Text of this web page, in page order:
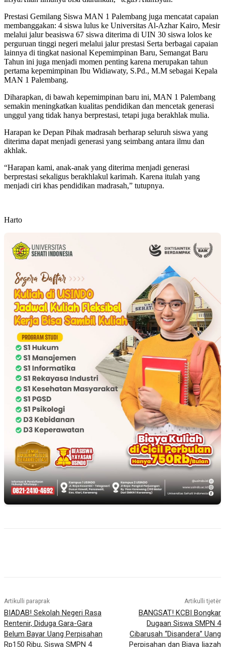
Prestasi Gemilang Siswa MAN 1 Palembang juga mencatat capaian
membanggakan: 4 siswa lulus ke Universitas Al-Azhar Kairo, Mesir
melalui jalur beasiswa 67 siswa diterima di UIN 30 siswa lolos ke
perguruan tinggi negeri melalui jalur prestasi Serta berbagai capaian
lainnya di tingkat nasional Kepemimpinan Baru, Semangat Baru
Tahun ini juga menjadi momen penting karena merupakan tahun
pertama kepemimpinan Ibu Widiawaty, S.Pd., M.M sebagai Kepala
MAN 1 Palembang.
Diharapkan, di bawah kepemimpinan baru ini, MAN 1 Palembang
semakin meningkatkan kualitas pendidikan dan mencetak generasi
unggul yang tidak hanya berprestasi, tetapi juga berakhlak mulia.
Harapan ke Depan Pihak madrasah berharap seluruh siswa yang
diterima dapat menjadi generasi yang seimbang antara ilmu dan
akhlak.
“Harapan kami, anak-anak yang diterima menjadi generasi
berprestasi sekaligus berakhlakul karimah. Karena itulah yang
menjadi ciri khas pendidikan madrasah,” tutupnya.
Harto
Artikulli paraprak
BIADAB! Sekolah Negeri Rasa
Rentenir, Diduga Gara-Gara
Belum Bayar Uang Perpisahan
Rp150 Ribu, Siswa SMPN 4
Artikulli tjetër
BANGSAT! KCBI Bongkar
Dugaan Siswa SMPN 4
Cibarusah “Disandera” Uang
Perpisahan dan Biaya Ijazah